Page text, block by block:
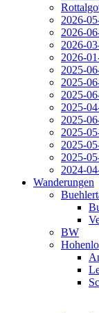
2026-
2026-
2026-
2026-
2025-
2025-
2025-
2025-
2025-
2025-
2025-
2025-
2024-
Wanderungen
BW